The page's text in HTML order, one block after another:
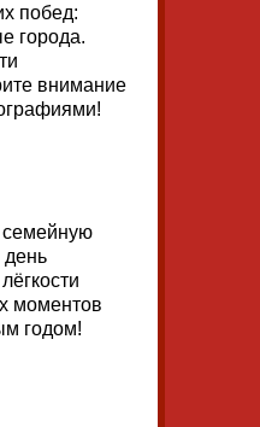
побед:
города.
внимание
семейную
моментов
годом!